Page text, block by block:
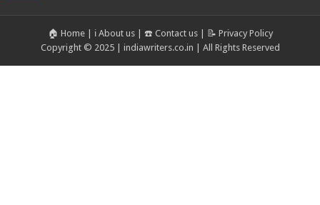
🏠 Home| ℹ️ About us| ☎️ Contact us|
📝 Privacy Policy
Copyright © 2025 | indiawriters.co.in | All Rights Reserved